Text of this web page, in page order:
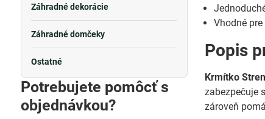
Vhodné
Popis
Krmítko
zabezpečuje
zároveň
Záhradné dekorácie
Záhradné domčeky
Ostatné
Potrebujete pomôcť s
objednávkou?